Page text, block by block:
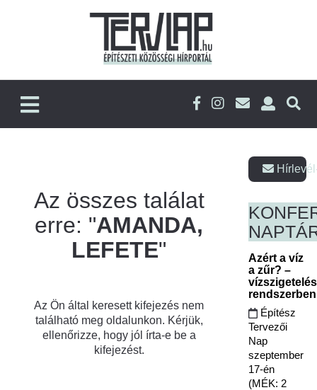
Az összes találat
erre: "AMANDA,
LEFETE"
Az Ön által keresett kifejezés nem
található meg oldalunkon. Kérjük,
ellenőrizze, hogy jól írta-e be a
kifejezést.
Azért a víz
a zűr? –
Építész
Tervezői
Nap
szeptember
17-én
(MÉK: 2